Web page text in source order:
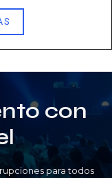
con
para todos